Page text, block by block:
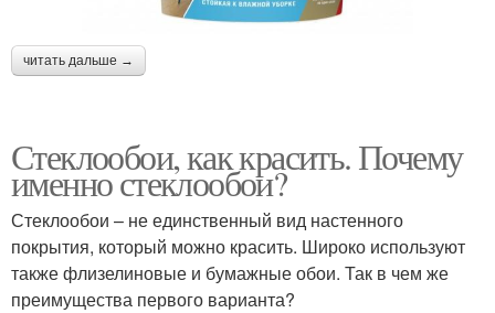
читать дальше →
Стеклообои, как красить. Почему
именно стеклообои?
Стеклообои – не единственный вид настенного
покрытия, который можно красить. Широко используют
также флизелиновые и бумажные обои. Так в чем же
преимущества первого варианта?